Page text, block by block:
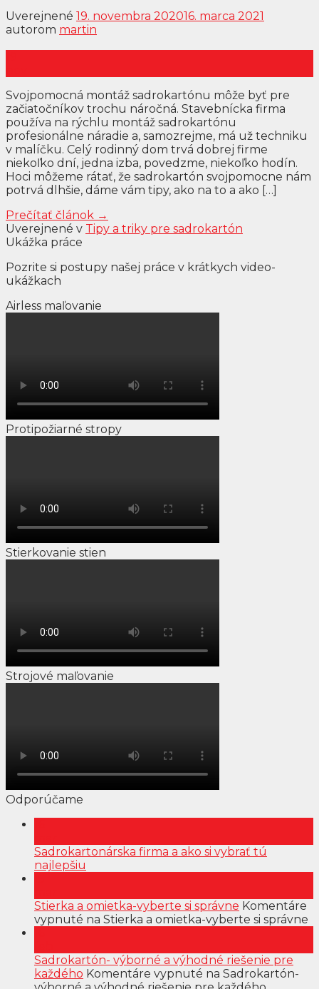
Uverejnené 19. novembra 202016. marca 2021
autorom martin
Svojpomocná montáž sadrokartónu môže byť pre
začiatočníkov trochu náročná. Stavebnícka firma
používa na rýchlu montáž sadrokartónu
profesionálne náradie a, samozrejme, má už techniku
v malíčku. Celý rodinný dom trvá dobrej firme
niekoľko dní, jedna izba, povedzme, niekoľko hodín.
Hoci môžeme rátať, že sadrokartón svojpomocne nám
potrvá dlhšie, dáme vám tipy, ako na to a ako […]
Prečítať článok →
Uverejnené v Tipy a triky pre sadrokartón
Ukážka práce
Pozrite si postupy našej práce v krátkych video-
ukážkach
Airless maľovanie
Protipožiarné stropy
Stierkovanie stien
Strojové maľovanie
Odporúčame
Sadrokartonárska firma a ako si vybrať tú
najlepšiu
Stierka a omietka-vyberte si správne Komentáre
vypnuté na Stierka a omietka-vyberte si správne
Sadrokartón- výborné a výhodné riešenie pre
každého Komentáre vypnuté na Sadrokartón-